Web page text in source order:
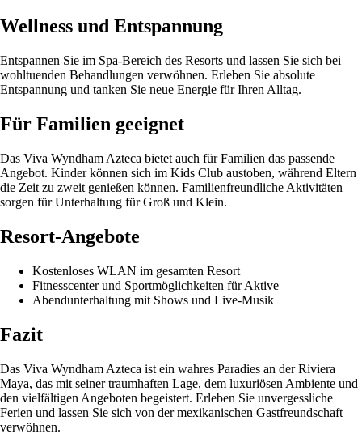
Wellness und Entspannung
Entspannen Sie im Spa-Bereich des Resorts und lassen Sie sich bei
wohltuenden Behandlungen verwöhnen. Erleben Sie absolute
Entspannung und tanken Sie neue Energie für Ihren Alltag.
Für Familien geeignet
Das Viva Wyndham Azteca bietet auch für Familien das passende
Angebot. Kinder können sich im Kids Club austoben, während Eltern
die Zeit zu zweit genießen können. Familienfreundliche Aktivitäten
sorgen für Unterhaltung für Groß und Klein.
Resort-Angebote
Kostenloses WLAN im gesamten Resort
Fitnesscenter und Sportmöglichkeiten für Aktive
Abendunterhaltung mit Shows und Live-Musik
Fazit
Das Viva Wyndham Azteca ist ein wahres Paradies an der Riviera
Maya, das mit seiner traumhaften Lage, dem luxuriösen Ambiente und
den vielfältigen Angeboten begeistert. Erleben Sie unvergessliche
Ferien und lassen Sie sich von der mexikanischen Gastfreundschaft
verwöhnen.